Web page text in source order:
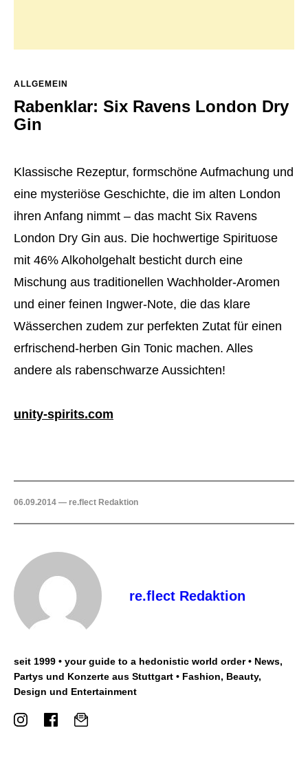
ALLGEMEIN
Rabenklar: Six Ravens London Dry
Gin
Klassische Rezeptur, formschöne Aufmachung und
eine mysteriöse Geschichte, die im alten London
ihren Anfang nimmt – das macht Six Ravens
London Dry Gin aus. Die hochwertige Spirituose
mit 46% Alkoholgehalt besticht durch eine
Mischung aus traditionellen Wachholder-Aromen
und einer feinen Ingwer-Note, die das klare
Wässerchen zudem zur perfekten Zutat für einen
erfrischend-herben Gin Tonic machen. Alles
andere als rabenschwarze Aussichten!
unity-spirits.com
06.09.2014 — re.flect Redaktion
re.flect Redaktion
seit 1999 • your guide to a hedonistic world order • News,
Partys und Konzerte aus Stuttgart • Fashion, Beauty,
Design und Entertainment